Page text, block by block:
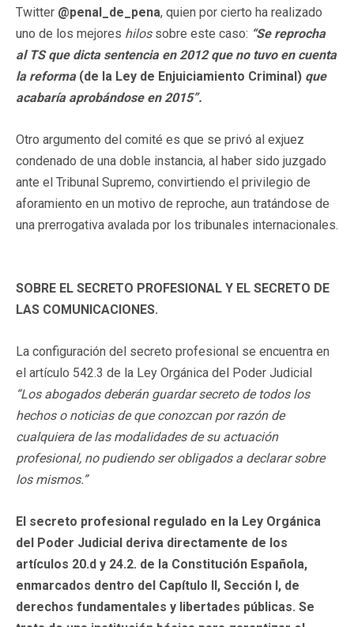
Twitter @penal_de_pena, quien por cierto ha realizado
uno de los mejores hilossobre este caso: “Se reprocha
al TS que dicta sentencia en 2012 que no tuvo en cuenta
la reforma(de la Ley de Enjuiciamiento Criminal) que
acabaría aprobándose en 2015”.
Otro argumento del comité es que se privó al exjuez
condenado de una doble instancia, al haber sido juzgado
ante el Tribunal Supremo, convirtiendo el privilegio de
aforamiento en un motivo de reproche, aun tratándose de
una prerrogativa avalada por los tribunales internacionales.
SOBRE EL SECRETO PROFESIONAL Y EL SECRETO DE
LAS COMUNICACIONES.
La configuración del secreto profesional se encuentra en
el artículo 542.3 de la Ley Orgánica del Poder Judicial
“Los abogados deberán guardar secreto de todos los
hechos o noticias de que conozcan por razón de
cualquiera de las modalidades de su actuación
profesional, no pudiendo ser obligados a declarar sobre
los mismos.”
El secreto profesional regulado en la Ley Orgánica
del Poder Judicial deriva directamente de los
artículos 20.d y 24.2. de la Constitución Española,
enmarcados dentro del Capítulo II, Sección I, de
derechos fundamentales y libertades públicas. Se